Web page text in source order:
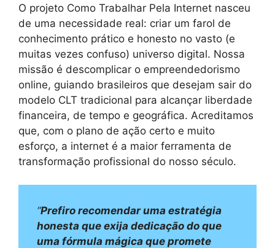
O projeto Como Trabalhar Pela Internet nasceu
de uma necessidade real: criar um farol de
conhecimento prático e honesto no vasto (e
muitas vezes confuso) universo digital. Nossa
missão é descomplicar o empreendedorismo
online, guiando brasileiros que desejam sair do
modelo CLT tradicional para alcançar liberdade
financeira, de tempo e geográfica. Acreditamos
que, com o plano de ação certo e muito
esforço, a internet é a maior ferramenta de
transformação profissional do nosso século.
“Prefiro recomendar uma estratégia
honesta que exija dedicação do que
uma fórmula mágica que promete